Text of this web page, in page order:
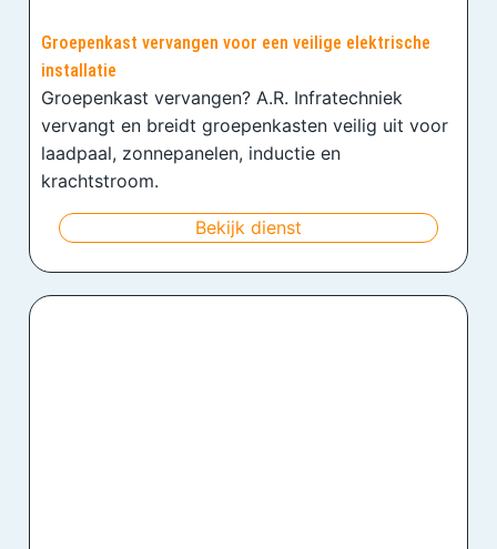
Groepenkast vervangen voor een veilige elektrische
installatie
Groepenkast vervangen? A.R. Infratechniek
vervangt en breidt groepenkasten veilig uit voor
laadpaal, zonnepanelen, inductie en
krachtstroom.
Bekijk dienst